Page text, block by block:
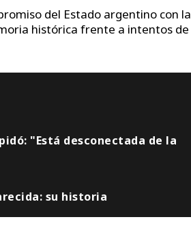
del Estado argentino con
histórica frente a intentos de
"Está desconectada de la
su historia